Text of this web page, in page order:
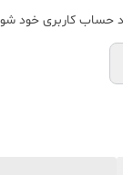
حساب کاربری خود